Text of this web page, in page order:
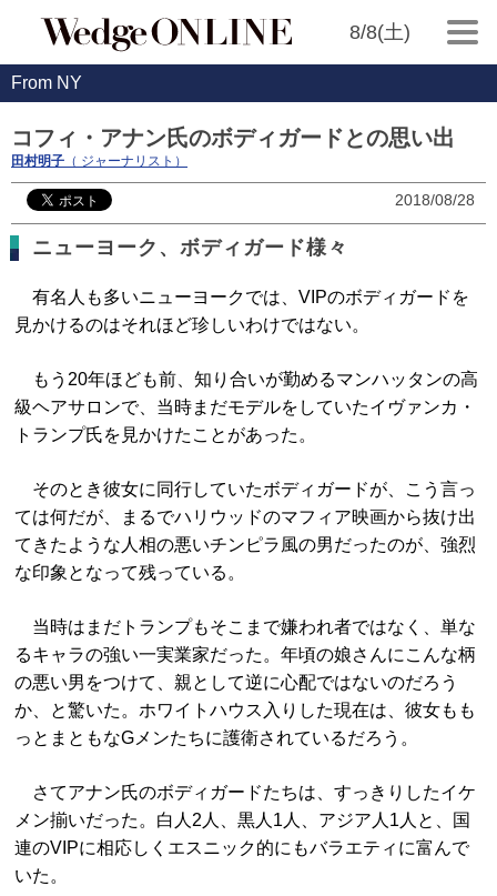
8/8(土)
From NY
コフィ・アナン氏のボディガードとの思い出
田村明子 （ ジャーナリスト）
2018/08/28
ニューヨーク、ボディガード様々
有名人も多いニューヨークでは、VIPのボディガードを
見かけるのはそれほど珍しいわけではない。
もう20年ほども前、知り合いが勤めるマンハッタンの高
級ヘアサロンで、当時まだモデルをしていたイヴァンカ・
トランプ氏を見かけたことがあった。
そのとき彼女に同行していたボディガードが、こう言っ
ては何だが、まるでハリウッドのマフィア映画から抜け出
てきたような人相の悪いチンピラ風の男だったのが、強烈
な印象となって残っている。
当時はまだトランプもそこまで嫌われ者ではなく、単な
るキャラの強い一実業家だった。年頃の娘さんにこんな柄
の悪い男をつけて、親として逆に心配ではないのだろう
か、と驚いた。ホワイトハウス入りした現在は、彼女もも
っとまともなGメンたちに護衛されているだろう。
さてアナン氏のボディガードたちは、すっきりしたイケ
メン揃いだった。白人2人、黒人1人、アジア人1人と、国
連のVIPに相応しくエスニック的にもバラエティに富んで
いた。